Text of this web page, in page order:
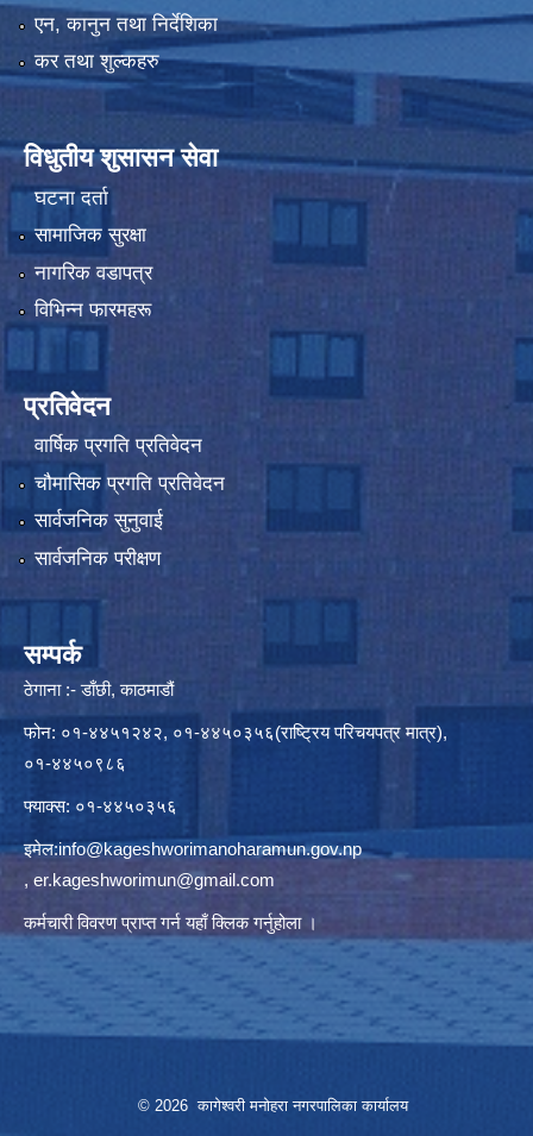
एन, कानुन तथा निर्देशिका
कर तथा शुल्कहरु
विधुतीय शुसासन सेवा
घटना दर्ता
सामाजिक सुरक्षा
नागरिक वडापत्र
विभिन्न फारमहरू
प्रतिवेदन
वार्षिक प्रगति प्रतिवेदन
चौमासिक प्रगति प्रतिवेदन
सार्वजनिक सुनुवाई
सार्वजनिक परीक्षण
सम्पर्क
ठेगाना :- डाँछी, काठमाडौं
फोन: ०१-४४५१२४२, ०१-४४५०३५६(राष्ट्रिय परिचयपत्र मात्र),
०१-४४५०९८६
फ्याक्स: ०१-४४५०३५६
इमेल:info@kageshworimanoharamun.gov.np
, er.kageshworimun@gmail.com
कर्मचारी विवरण प्राप्त गर्नयहाँ क्लिकगर्नुहोला ।
© 2026 कागेश्वरी मनोहरा नगरपालिका कार्यालय